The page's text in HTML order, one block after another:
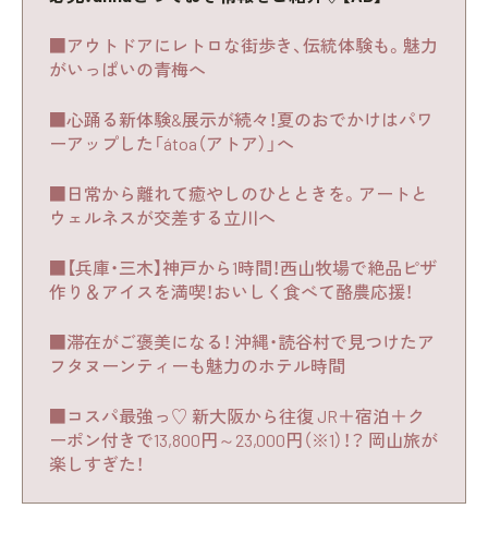
■アウトドアにレトロな街歩き、伝統体験も。魅力
がいっぱいの青梅へ
■心踊る新体験&展示が続々！夏のおでかけはパワ
ーアップした「átoa（アトア）」へ
■日常から離れて癒やしのひとときを。アートと
ウェルネスが交差する立川へ
■【兵庫・三木】神戸から1時間！西山牧場で絶品ピザ
作り＆アイスを満喫！おいしく食べて酪農応援！
■滞在がご褒美になる！ 沖縄・読谷村で見つけたア
フタヌーンティーも魅力のホテル時間
■コスパ最強っ♡ 新大阪から往復 JR＋宿泊＋ク
ーポン付きで13,800円～23,000円（※1）！？ 岡山旅が
楽しすぎた！